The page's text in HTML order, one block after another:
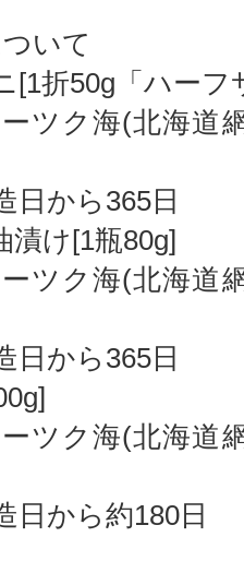
いて
[1折50g「ハーフ
ク海(北海道
から365日
漬け[1瓶80g]
ク海(北海道
から365日
ク海(北海道
から約180日